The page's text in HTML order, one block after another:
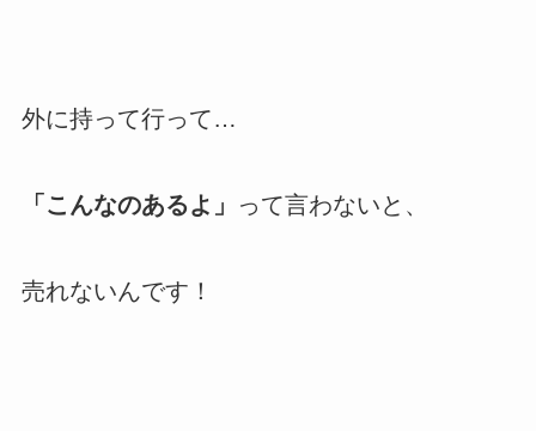
外に持って行って…
「こんなのあるよ」 って言わないと、
売れないんです！